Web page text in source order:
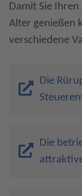
Damit Sie
Alter genießen
verschiedene
Die
Die